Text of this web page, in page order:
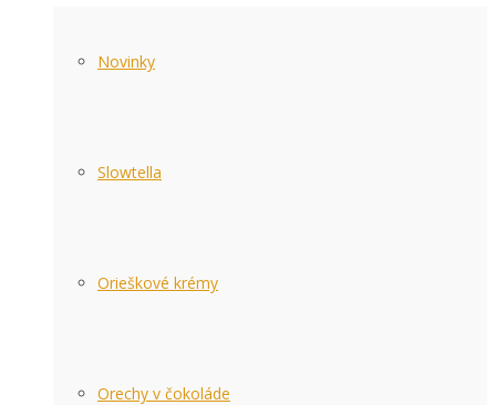
Novinky
Slowtella
Orieškové krémy
Orechy v čokoláde